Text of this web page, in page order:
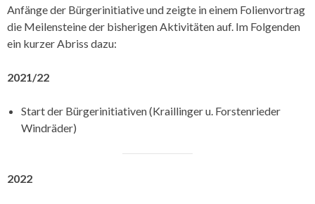
Anfänge der Bürgerinitiative und zeigte in einem Folienvortrag
die Meilensteine der bisherigen Aktivitäten auf. Im Folgenden
ein kurzer Abriss dazu:
2021/22
Start der Bürgerinitiativen (Kraillinger u. Forstenrieder
Windräder)
2022